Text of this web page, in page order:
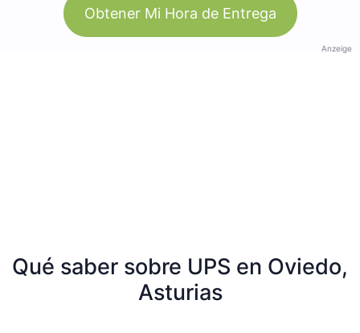
Obtener Mi Hora de Entrega
Anzeige
Qué saber sobre UPS en Oviedo,
Asturias